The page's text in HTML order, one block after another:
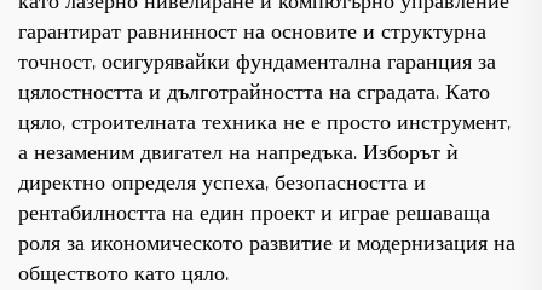
гарантират равнинност на основите и структурна
точност, осигурявайки фундаментална гаранция за
цялостността и дълготрайността на сградата. Като
цяло, строителната техника не е просто инструмент,
а незаменим двигател на напредъка. Изборът ѝ
директно определя успеха, безопасността и
рентабилността на един проект и играе решаваща
роля за икономическото развитие и модернизация на
обществото като цяло.